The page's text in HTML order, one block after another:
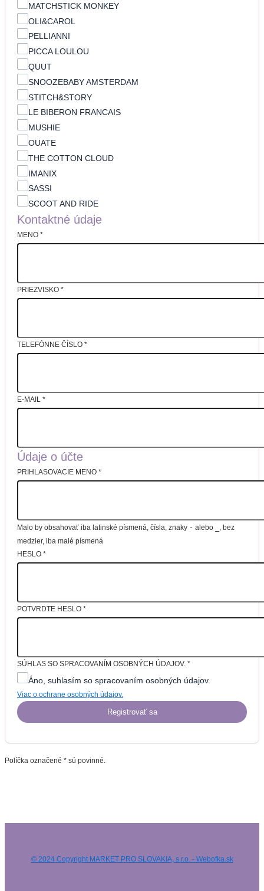
MATCHSTICK MONKEY
OLI&CAROL
PELLIANNI
PICCA LOULOU
QUUT
SNOOZEBABY AMSTERDAM
STITCH&STORY
LE BIBERON FRANCAIS
MUSHIE
OUATE
THE COTTON CLOUD
IMANIX
SASSI
SCOOT AND RIDE
Kontaktné údaje
MENO *
PRIEZVISKO *
TELEFÓNNE ČÍSLO *
E-MAIL *
Údaje o účte
PRIHLASOVACIE MENO *
Malo by obsahovať iba latinské písmená, čísla, znaky - alebo
, bez
medzier, iba malé písmená
HESLO *
POTVRDTE HESLO *
SÚHLAS SO SPRACOVANÍM OSOBNÝCH ÚDAJOV. *
Áno, suhlasím so spracovaním osobných údajov.
Viac o ochrane osobných údajov.
Registrovať sa
Políčka označené * sú povinné.
© 2024 Copyright MARKET PRO SLOVAKIA, s.r.o. - Webofka.sk